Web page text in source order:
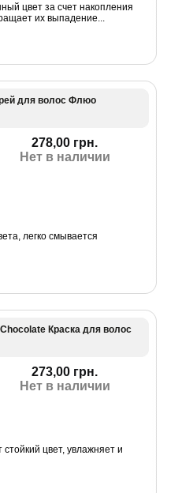
цвет за счет накопления
их выпадение...
для волос Флюо
278,00 грн.
Нет в наличии
легко смывается
Краска для волос
273,00 грн.
Нет в наличии
цвет, увлажняет и